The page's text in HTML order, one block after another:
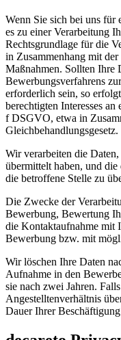
Wenn Sie sich bei uns für
es zu einer Verarbeitung
Rechtsgrundlage für die
in Zusammenhang mit
Maßnahmen. Sollten Ihre
Bewerbungsverfahrens
erforderlich sein, so
berechtigten Interesses
f DSGVO, etwa in
Gleichbehandlungsgesetz.
Wir verarbeiten die
übermittelt haben, und
die betroffene Stelle zu
Die Zwecke der
Bewerbung, Bewertung
die Kontaktaufnahme mit
Bewerbung bzw. mit
Wir löschen Ihre Daten
Aufnahme in den
sie nach zwei Jahren.
Angestelltenverhältnis
Dauer Ihrer